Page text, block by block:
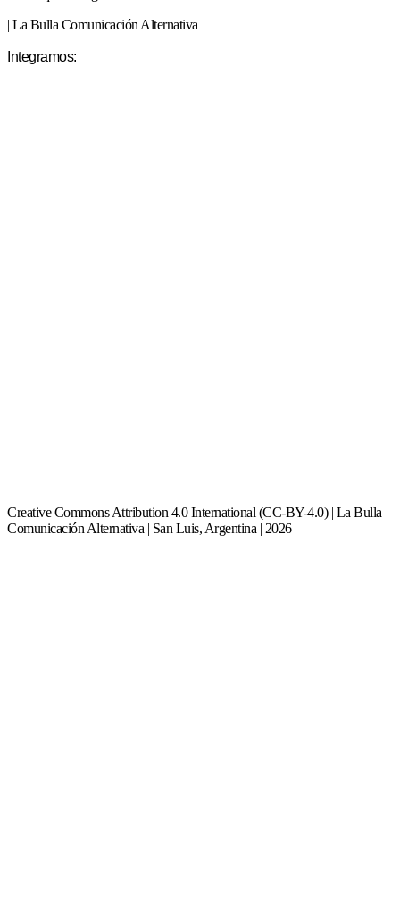
| La Bulla Comunicación Alternativa
Integramos:
Creative Commons Attribution 4.0 International (CC-BY-4.0) | La Bulla
Comunicación Alternativa | San Luis, Argentina | 2026